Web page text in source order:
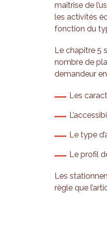
maîtrise de
les activités
fonction du
Le chapitre 5
nombre de
demandeur
Les
Le type
Le profil
Les
règle que